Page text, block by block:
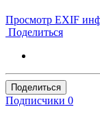
Просмотр EXIF
Поделиться
Поделиться
Подписчики 0